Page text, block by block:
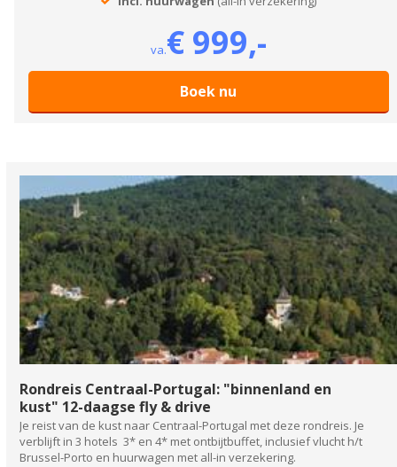
va.€ 999,-
Boek nu
Rondreis Centraal-Portugal: "binnenland en
kust" 12-daagse fly & drive
Je reist van de kust naar Centraal-Portugal met deze rondreis. Je
verblijft in 3 hotels 3* en 4* met ontbijtbuffet, inclusief vlucht h/t
Brussel-Porto en huurwagen met all-in verzekering.